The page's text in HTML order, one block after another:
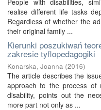
People with disabilities,
realise different life tasks
Regardless of whether the
their original family ...
Kierunki poszukiwań
zakresie tyflopedagogiki
Konarska, Joanna (2016)
The article describes the
approach to the process of
disability, points out the
more part not only as ...